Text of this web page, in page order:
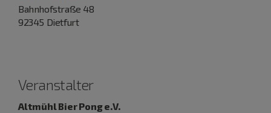
Bahnhofstraße 48
92345 Dietfurt
Veranstalter
Altmühl Bier Pong e.V.